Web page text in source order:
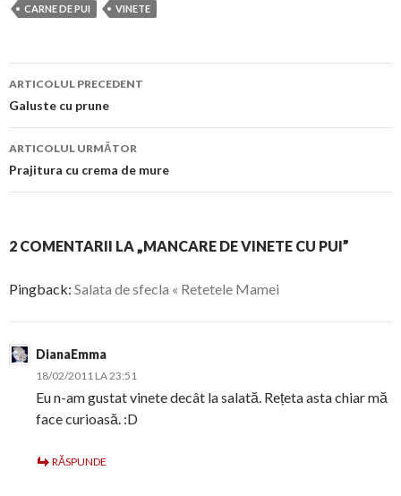
CARNE DE PUI VINETE
Navigare
în
articol
ARTICOLUL PRECEDENT
Galuste cu prune
ARTICOLUL URMĂTOR
Prajitura cu crema de mure
2 COMENTARII LA „MANCARE DE VINETE CU PUI”
Pingback: Salata de sfecla « Retetele Mamei
DianaEmma
18/02/2011 LA 23:51
Eu n-am gustat vinete decât la salată. Rețeta asta chiar mă
face curioasă. :D
RĂSPUNDE